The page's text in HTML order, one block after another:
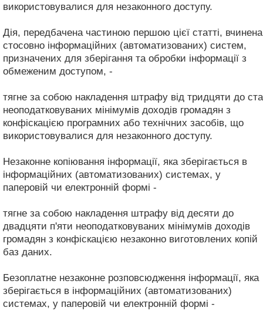
використовувалися для незаконного доступу.
Дія, передбачена частиною першою цієї статті, вчинена
стосовно інформаційних (автоматизованих) систем,
призначених для зберігання та обробки інформації з
обмеженим доступом, -
тягне за собою накладення штрафу від тридцяти до ста
неоподатковуваних мінімумів доходів громадян з
конфіскацією програмних або технічних засобів, що
використовувалися для незаконного доступу.
Незаконне копіювання інформації, яка зберігається в
інформаційних (автоматизованих) системах, у
паперовій чи електронній формі -
тягне за собою накладення штрафу від десяти до
двадцяти п'яти неоподатковуваних мінімумів доходів
громадян з конфіскацією незаконно виготовлених копій
баз даних.
Безоплатне незаконне розповсюдження інформації, яка
зберігається в інформаційних (автоматизованих)
системах, у паперовій чи електронній формі -